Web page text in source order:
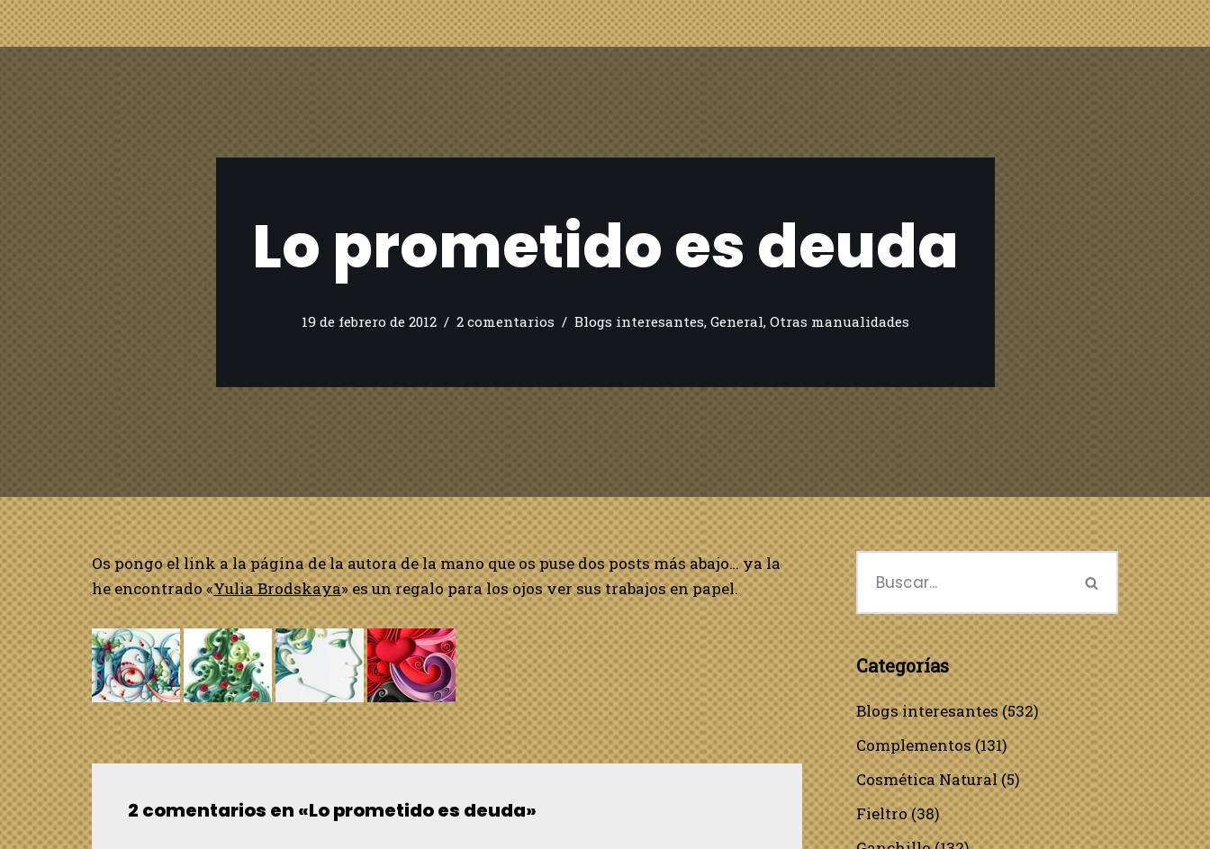
Lo prometido es deuda
19 de febrero de 2012 2 comentarios Blogs interesantes, General, Otras manualidades
Os pongo el link a la página de la autora de la mano que os puse dos posts más abajo… ya la
he encontrado «Yulia Brodskaya» es un regalo para los ojos ver sus trabajos en papel.
2 comentarios en «Lo prometido es deuda»
Categorías
Blogs interesantes(532)
Complementos(131)
Cosmética Natural(5)
Fieltro(38)